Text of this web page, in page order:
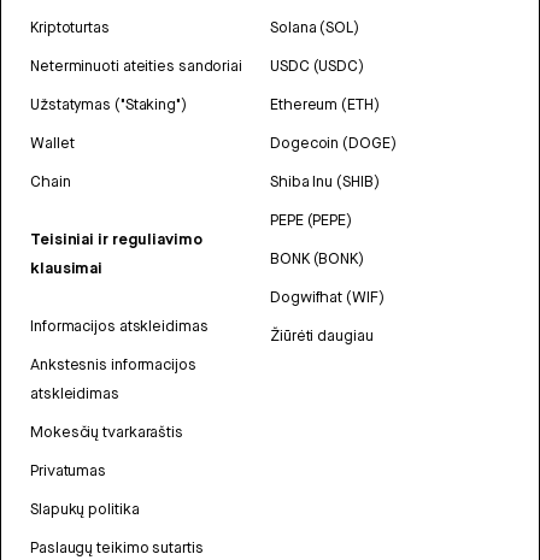
Kriptoturtas
Neterminuoti ateities sandoriai
Užstatymas ("Staking")
Wallet
Chain
Teisiniai ir reguliavimo
klausimai
Informacijos atskleidimas
Ankstesnis informacijos
atskleidimas
Mokesčių tvarkaraštis
Privatumas
Slapukų politika
Paslaugų teikimo sutartis
Solana (SOL)
USDC (USDC)
Ethereum (ETH)
Dogecoin (DOGE)
Shiba Inu (SHIB)
PEPE (PEPE)
BONK (BONK)
Dogwifhat (WIF)
Žiūrėti daugiau